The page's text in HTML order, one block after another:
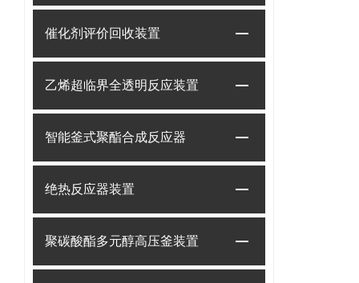
催化剂评价回收装置
乙烯超临界全透明反应装置
智能釜式聚酯合成反应器
绝热反应器装置
聚碳酸酯多元醇高压釜装置